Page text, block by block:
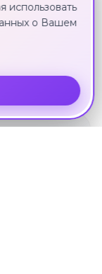
использовать
о Вашем